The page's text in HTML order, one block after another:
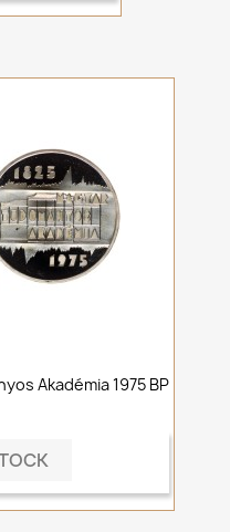
Akadémia 1975 BP